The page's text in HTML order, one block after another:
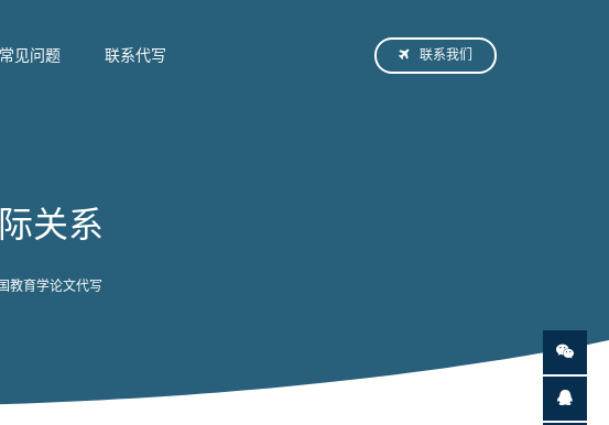
常见问题 联系代写 联系我们
关系
教育学论文代写